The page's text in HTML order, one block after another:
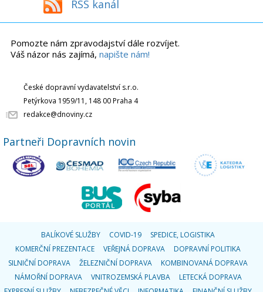
RSS kanál
Pomozte nám zpravodajství dále rozvíjet.
Váš názor nás zajímá, napište nám!
České dopravní vydavatelství s.r.o.
Petýrkova 1959/11, 148 00 Praha 4
redakce@dnoviny.cz
Partneři Dopravních novin
BALÍKOVÉ SLUŽBY COVID-19
SPEDICE, LOGISTIKA
KOMERČNÍ PREZENTACE
VEŘEJNÁ DOPRAVA
DOPRAVNÍ POLITIKA
SILNIČNÍ DOPRAVA
ŽELEZNIČNÍ DOPRAVA
KOMBINOVANÁ DOPRAVA
NÁMOŘNÍ DOPRAVA
VNITROZEMSKÁ PLAVBA
LETECKÁ DOPRAVA